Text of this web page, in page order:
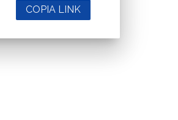
COPIA LINK